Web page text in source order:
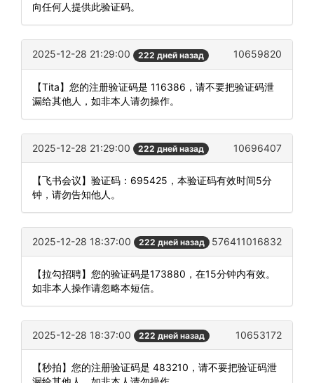
向任何人提供此验证码。
2025-12-28 21:29:00 222 дней назад 10659820
【Tita】您的注册验证码是 116386，请不要把验证码泄
漏给其他人，如非本人请勿操作。
2025-12-28 21:29:00 222 дней назад 10696407
【飞书会议】验证码：695425，本验证码有效时间5分
钟，请勿告知他人。
2025-12-28 18:37:00 222 дней назад 576411016832
【拉勾招聘】您的验证码是173880，在15分钟内有效。
如非本人操作请忽略本短信。
2025-12-28 18:37:00 222 дней назад 10653172
【秒拍】您的注册验证码是 483210，请不要把验证码泄